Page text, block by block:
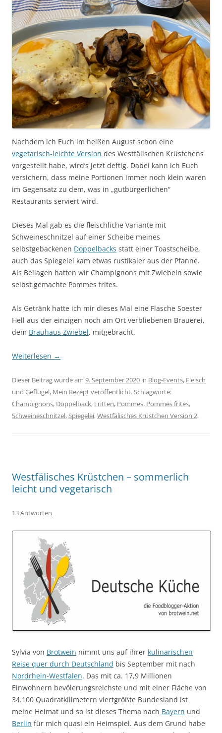
Nachdem ich Euch im heißen August schon eine
vegetarisch-leichte Version des Westfälischen Krüstchens
vorgestellt habe, wird’s jetzt deftig. Dabei kann ich Euch
versichern, dass meine Portionen immer noch klein waren
im Gegensatz zu dem, was in „gutbürgerlichen“
Restaurants serviert wird.
Dieses Mal gab es die fleischliche Variante mit
Schweineschnitzel auf einer Scheibe meines
selbstgebackenen Doppelbacks statt einer Toastscheibe,
auch das Spiegelei kam etwas rustikaler aus der Pfanne.
Als Beilagen hatten wir Champignons mit Zwiebeln sowie
selbst gemachte Pommes frites.
Als Getränk hatte ich mir dieses Mal eine Flasche Soester
Hell aus der einzigen noch am Ort verbliebenen Brauerei,
dem Brauhaus Zwiebel, mitgebracht.
Weiterlesen →
Dieser Beitrag wurde am 9. September 2020 in Blog-Events, Fleisch
und Geflügel, Mein Rezeptveröffentlicht. Schlagworte:
Champignons, Doppelback, Fritten, Pommes, Pommes frites,
Schweineschnitzel, Spiegelei,Westfälisches Krüstchen Version 2.
Westfälisches Krüstchen – sommerlich
leicht und vegetarisch
13 Antworten
Sylvia von Brotwein nimmt uns auf ihrer kulinarischen
Reise quer durch Deutschland bis September mit nach
Nordrhein-Westfalen. Das mit ca. 17,9 Millionen
Einwohnern bevölerungsreichste und mit einer Fläche von
34.100 Quadratkilimetern viertgrößte Bundesland ist
meine Heimat und so ist dieses Thema nach Bayern und
Berlin für mich quasi ein Heimspiel. Aus dem Grund habe